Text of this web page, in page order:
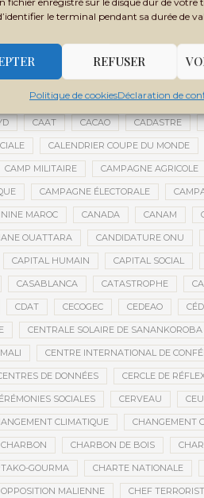
le terminal pendant sa durée de
REFUSER
Politique de cookiesDéclaration de
BLOGING BNDA BOAD
BRÉSIL
2027-2029 BUDGET AGRICOLE
CAAT CACAO CADASTRE
CALENDRIER COUPE DU MONDE
CAMP MILITAIRE CAMPAGNE AGRICOLE
CAMPAGNE ÉLECTORALE
MAROC CANADA CANAM
OUATTARA CANDIDATURE ONU
CAPITAL HUMAIN CAPITAL SOCIAL
CASABLANCA CATASTROPHE
CDAT CECOGEC CEDEAO
CENTRALE SOLAIRE DE SANANKOROBA
CENTRE INTERNATIONAL DE
DE DONNÉES CERCLE DE
SOCIALES CERVEAU
CLIMATIQUE CHANGEMENT
CHARBON CHARBON DE BOIS
GOURMA CHARTE NATIONALE
MALIENNE CHEF